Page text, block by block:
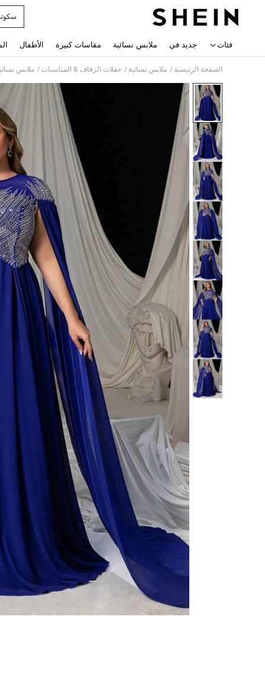
فئات جديد في ملابس نسائية مقاسات كبيرة الأطفال
الصفحة الرئيسية / ملابس نسائية / حفلات الزفاف & المناسبات / ملابس